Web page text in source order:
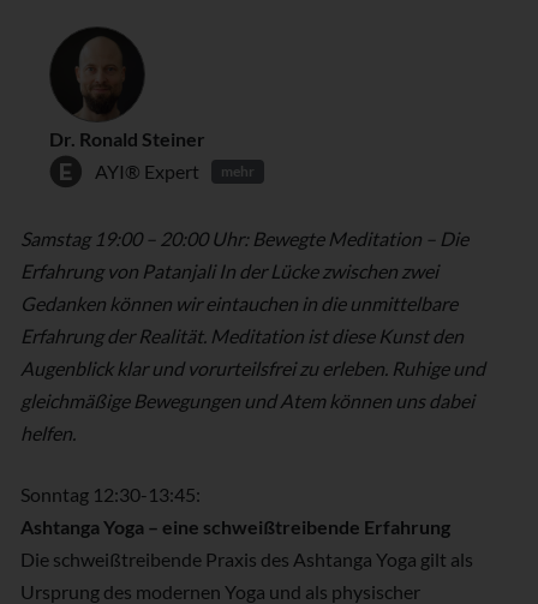
Dr. Ronald Steiner
AYI® Expert
mehr
Samstag 19:00 – 20:00 Uhr: Bewegte Meditation – Die
Erfahrung von Patanjali In der Lücke zwischen zwei
Gedanken können wir eintauchen in die unmittelbare
Erfahrung der Realität. Meditation ist diese Kunst den
Augenblick klar und vorurteilsfrei zu erleben. Ruhige und
gleichmäßige Bewegungen und Atem können uns dabei
helfen.
Sonntag 12:30-13:45:
Ashtanga Yoga – eine schweißtreibende Erfahrung
Die schweißtreibende Praxis des Ashtanga Yoga gilt als
Ursprung des modernen Yoga und als physischer